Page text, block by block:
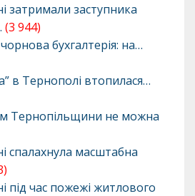
затримали заступника
(3 944)
бухгалтерія: на…
в Тернополі втопилася…
Тернопільщини не можна
спалахнула масштабна
під час пожежі житлового